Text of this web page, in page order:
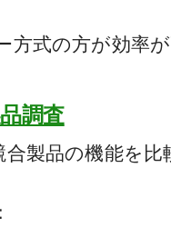
方式の方が効率
調査
合製品の機能を比
：